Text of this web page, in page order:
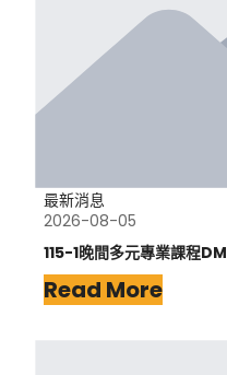
最新消息
2026-08-05
115-1晚間多元專業課程DM
Read More